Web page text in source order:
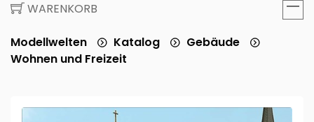
WARENKORB
Modellwelten Katalog
Gebäude
Wohnen und Freizeit